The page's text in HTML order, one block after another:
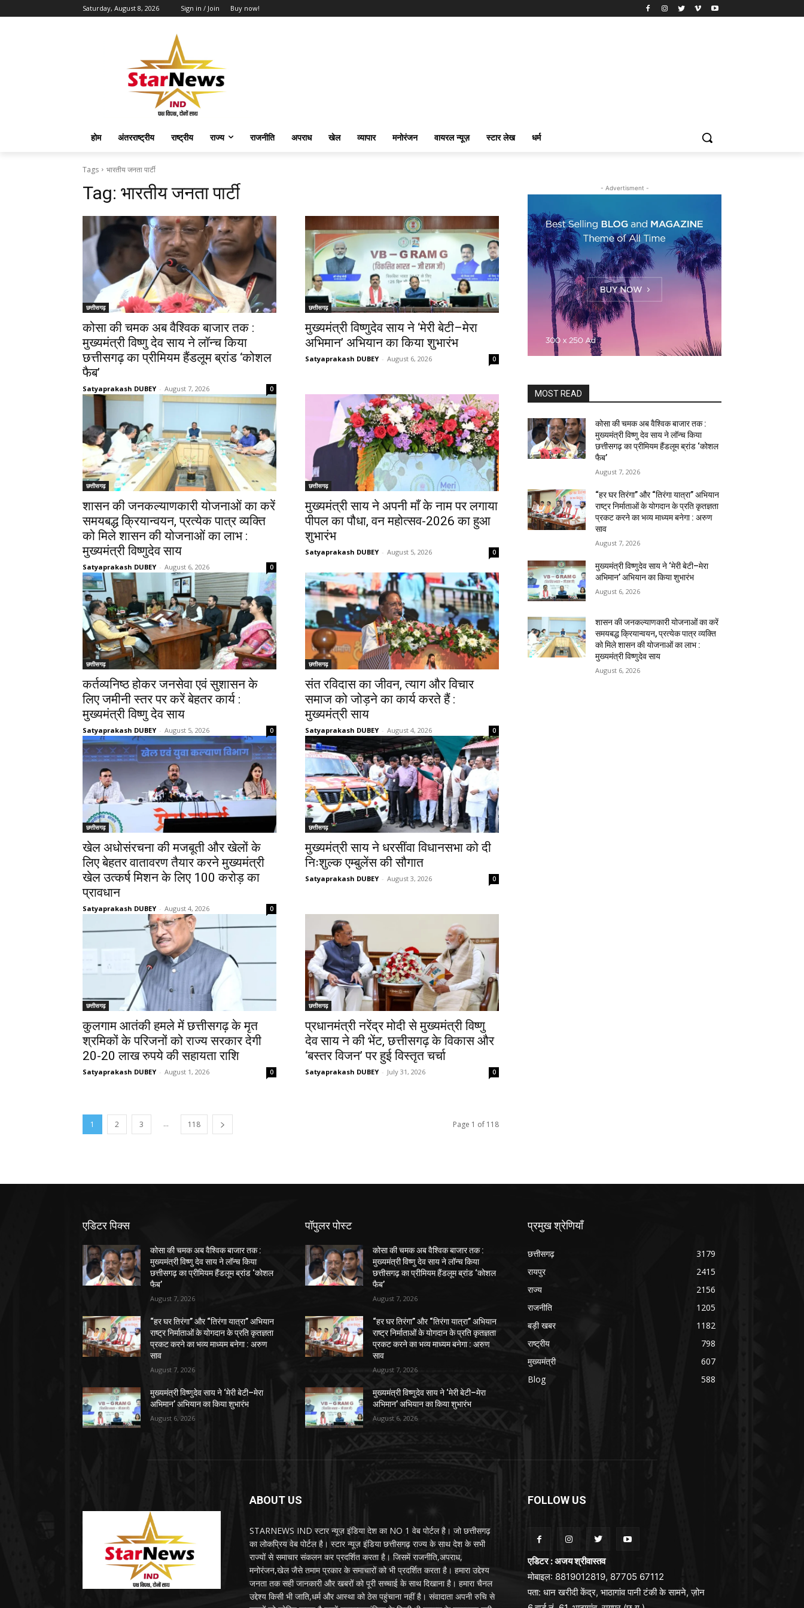
Saturday, August 8, 2026 Sign in / Join Buy now!
होम अंतरराष्ट्रीय राष्ट्रीय राज्य राजनीति अपराध खेल व्यापार मनोरंजन वायरल न्यूज़ स्टार लेख धर्म
Tags भारतीय जनता पार्टी
Tag: भारतीय जनता पार्टी
छत्तीसगढ़
कोसा की चमक अब वैश्विक बाजार तक :
मुख्यमंत्री विष्णु देव साय ने लॉन्च किया
छत्तीसगढ़ का प्रीमियम हैंडलूम ब्रांड ‘कोशल
फैब’
Satyaprakash DUBEY - August 7, 2026 0
छत्तीसगढ़
मुख्यमंत्री विष्णुदेव साय ने ‘मेरी बेटी–मेरा
अभिमान’ अभियान का किया शुभारंभ
Satyaprakash DUBEY - August 6, 2026 0
छत्तीसगढ़
शासन की जनकल्याणकारी योजनाओं का करें
समयबद्ध क्रियान्वयन, प्रत्येक पात्र व्यक्ति
को मिले शासन की योजनाओं का लाभ :
मुख्यमंत्री विष्णुदेव साय
Satyaprakash DUBEY - August 6, 2026 0
छत्तीसगढ़
मुख्यमंत्री साय ने अपनी माँ के नाम पर लगाया
पीपल का पौधा, वन महोत्सव-2026 का हुआ
शुभारंभ
Satyaprakash DUBEY - August 5, 2026 0
छत्तीसगढ़
कर्तव्यनिष्ठ होकर जनसेवा एवं सुशासन के
लिए जमीनी स्तर पर करें बेहतर कार्य :
मुख्यमंत्री विष्णु देव साय
Satyaprakash DUBEY - August 5, 2026 0
छत्तीसगढ़
संत रविदास का जीवन, त्याग और विचार
समाज को जोड़ने का कार्य करते हैं :
मुख्यमंत्री साय
Satyaprakash DUBEY - August 4, 2026 0
छत्तीसगढ़
खेल अधोसंरचना की मजबूती और खेलों के
लिए बेहतर वातावरण तैयार करने मुख्यमंत्री
खेल उत्कर्ष मिशन के लिए 100 करोड़ का
प्रावधान
Satyaprakash DUBEY - August 4, 2026 0
छत्तीसगढ़
मुख्यमंत्री साय ने धरसींवा विधानसभा को दी
निःशुल्क एम्बुलेंस की सौगात
Satyaprakash DUBEY - August 3, 2026 0
छत्तीसगढ़
कुलगाम आतंकी हमले में छत्तीसगढ़ के मृत
श्रमिकों के परिजनों को राज्य सरकार देगी
20-20 लाख रुपये की सहायता राशि
Satyaprakash DUBEY - August 1, 2026 0
छत्तीसगढ़
प्रधानमंत्री नरेंद्र मोदी से मुख्यमंत्री विष्णु
देव साय ने की भेंट, छत्तीसगढ़ के विकास और
‘बस्तर विजन’ पर हुई विस्तृत चर्चा
Satyaprakash DUBEY - July 31, 2026 0
1 2 3 ... 118 Page 1 of 118
- Advertisment -
MOST READ
कोसा की चमक अब वैश्विक बाजार तक :
मुख्यमंत्री विष्णु देव साय ने लॉन्च किया
छत्तीसगढ़ का प्रीमियम हैंडलूम ब्रांड ‘कोशल
फैब’
August 7, 2026
“हर घर तिरंगा” और “तिरंगा यात्रा” अभियान
राष्ट्र निर्माताओं के योगदान के प्रति कृतज्ञता
प्रकट करने का भव्य माध्यम बनेगा : अरुण
साव
August 7, 2026
मुख्यमंत्री विष्णुदेव साय ने ‘मेरी बेटी–मेरा
अभिमान’ अभियान का किया शुभारंभ
August 6, 2026
शासन की जनकल्याणकारी योजनाओं का करें
समयबद्ध क्रियान्वयन, प्रत्येक पात्र व्यक्ति
को मिले शासन की योजनाओं का लाभ :
मुख्यमंत्री विष्णुदेव साय
August 6, 2026
एडिटर पिक्स
कोसा की चमक अब वैश्विक बाजार तक :
मुख्यमंत्री विष्णु देव साय ने लॉन्च किया
छत्तीसगढ़ का प्रीमियम हैंडलूम ब्रांड ‘कोशल
फैब’
August 7, 2026
“हर घर तिरंगा” और “तिरंगा यात्रा” अभियान
राष्ट्र निर्माताओं के योगदान के प्रति कृतज्ञता
प्रकट करने का भव्य माध्यम बनेगा : अरुण
साव
August 7, 2026
मुख्यमंत्री विष्णुदेव साय ने ‘मेरी बेटी–मेरा
अभिमान’ अभियान का किया शुभारंभ
August 6, 2026
पॉपुलर पोस्ट
कोसा की चमक अब वैश्विक बाजार तक :
मुख्यमंत्री विष्णु देव साय ने लॉन्च किया
छत्तीसगढ़ का प्रीमियम हैंडलूम ब्रांड ‘कोशल
फैब’
August 7, 2026
“हर घर तिरंगा” और “तिरंगा यात्रा” अभियान
राष्ट्र निर्माताओं के योगदान के प्रति कृतज्ञता
प्रकट करने का भव्य माध्यम बनेगा : अरुण
साव
August 7, 2026
मुख्यमंत्री विष्णुदेव साय ने ‘मेरी बेटी–मेरा
अभिमान’ अभियान का किया शुभारंभ
August 6, 2026
प्रमुख श्रेणियाँ
छत्तीसगढ़
3179
रायपुर
2415
राज्य
2156
राजनीति
1205
बड़ी खबर
1182
राष्ट्रीय
798
मुख्यमंत्री
607
Blog
588
ABOUT US
STARNEWS IND स्टार न्यूज़ इंडिया देश का NO 1 वेब पोर्टल है। जो छत्तीसगढ़
का लोकप्रिय वेब पोर्टल है। स्टार न्यूज़ इंडिया छत्तीसगढ़ राज्य के साथ देश के सभी
राज्यों से समाचार संकलन कर प्रदर्शित करता है। जिसमें राजनीति,अपराध,
मनोरंजन,खेल जैसे तमाम प्रकार के समाचारों को भी प्रदर्शित करता है। हमारा उद्देश्य
जनता तक सही जानकारी और खबरों को पूरी सच्चाई के साथ दिखाना है। हमारा चैनल
उद्देश्य किसी भी जाति,धर्म और आस्था को ठेस पहुंचाना नहीं है। संवादाता अपनी रुचि से
FOLLOW US
एडिटर : अजय श्रीवास्तव
मोबाइल: 8819012819, 87705 67112
पता: धान खरीदी केंद्र, भाठागांव पानी टंकी के सामने, ज़ोन